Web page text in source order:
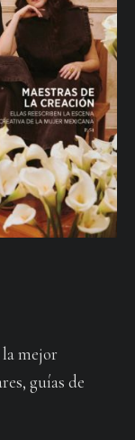
mejor
guías de